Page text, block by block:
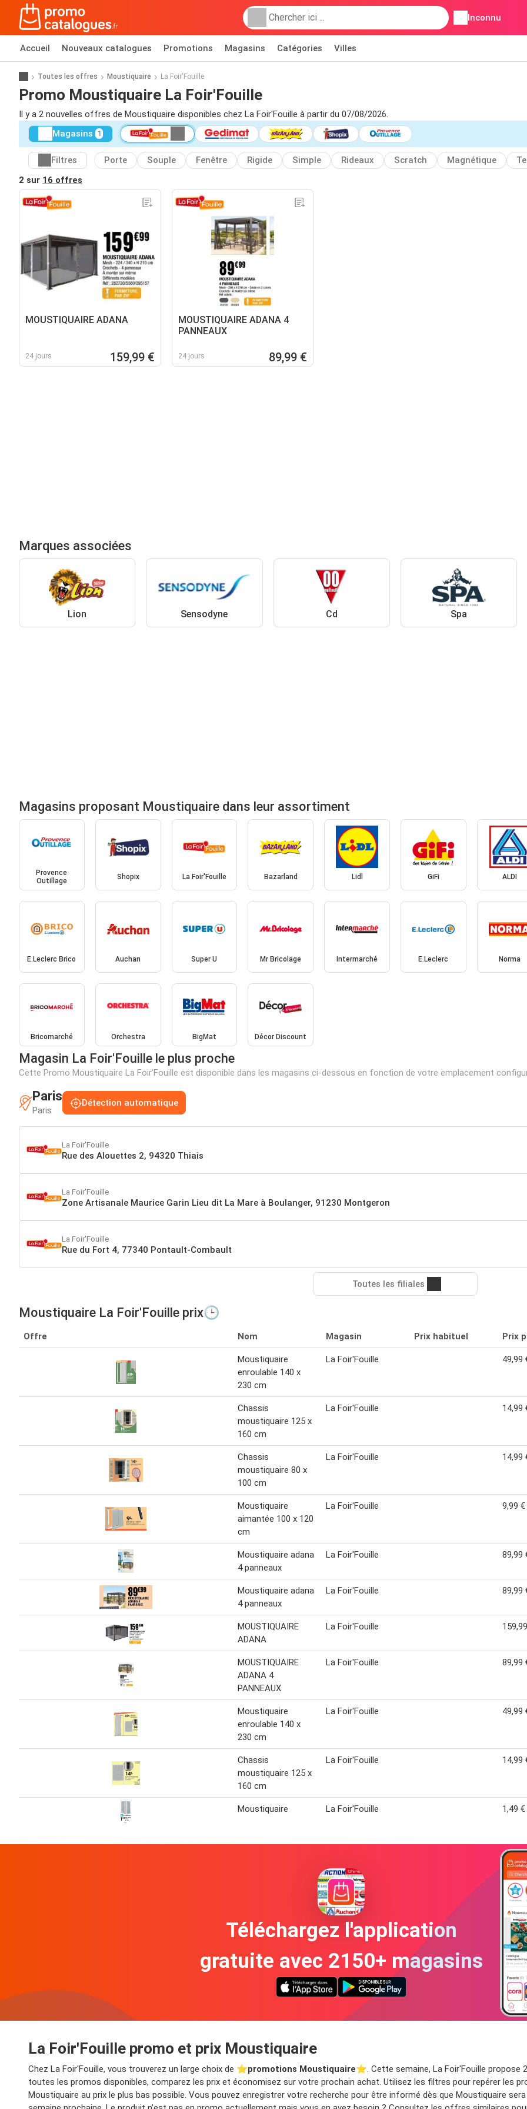
Inconnu
Accueil Nouveaux catalogues Promotions Magasins Catégories Villes
Toutes les offres Moustiquaire La Foir'Fouille
Promo Moustiquaire La Foir'Fouille
Il y a 2 nouvelles offres de Moustiquaire disponibles chez La Foir'Fouille à partir du 07/08/2026.
Magasins 1
Filtres Porte Souple Fenêtre Rigide Simple Rideaux Scratch Magnétique
2 sur 16 offres
MOUSTIQUAIRE ADANA
24 jours 159,99 €
MOUSTIQUAIRE ADANA 4
PANNEAUX
24 jours 89,99 €
Marques associées
Lion Sensodyne Cd Spa
Magasins proposant Moustiquaire dans leur assortiment
Provence
Outillage
Shopix La Foir'Fouille Bazarland Lidl GiFi ALDI
E.Leclerc Brico Auchan Super U Mr Bricolage Intermarché E.Leclerc Norma
Bricomarché Orchestra BigMat Décor Discount
Magasin La Foir'Fouille le plus proche
Cette Promo Moustiquaire La Foir'Fouille est disponible dans les magasins ci-dessous en fonction de votre emplacement
Paris
Paris
Détection automatique
La Foir'Fouille
Rue des Alouettes 2, 94320 Thiais
La Foir'Fouille
Zone Artisanale Maurice Garin Lieu dit La Mare à Boulanger, 91230 Montgeron
La Foir'Fouille
Rue du Fort 4, 77340 Pontault-Combault
Toutes les filiales
Moustiquaire La Foir'Fouille prix🕒
Offre Nom Magasin Prix habituel Prix
Moustiquaire
enroulable 140 x
230 cm
La Foir'Fouille 49,99
Chassis
moustiquaire 125 x
160 cm
La Foir'Fouille 14,99
Chassis
moustiquaire 80 x
100 cm
La Foir'Fouille 14,99
Moustiquaire
aimantée 100 x 120
cm
La Foir'Fouille 9,99 €
Moustiquaire adana
4 panneaux
La Foir'Fouille 89,99
Moustiquaire adana
4 panneaux
La Foir'Fouille 89,99
MOUSTIQUAIRE
ADANA
La Foir'Fouille
MOUSTIQUAIRE
ADANA 4
PANNEAUX
La Foir'Fouille 89,99
Moustiquaire
enroulable 140 x
230 cm
La Foir'Fouille 49,99
Chassis
moustiquaire 125 x
160 cm
La Foir'Fouille 14,99
Moustiquaire La Foir'Fouille 1,49 €
Téléchargez l'application
gratuite avec 2150+ magasins
La Foir'Fouille promo et prix Moustiquaire
Chez La Foir'Fouille, vous trouverez un large choix de ⭐️promotions Moustiquaire⭐️. Cette semaine, La Foir'Fouille
toutes les promos disponibles, comparez les prix et économisez sur votre prochain achat. Utilisez les filtres pour repérer les
Moustiquaire au prix le plus bas possible. Vous pouvez enregistrer votre recherche pour être informé dès que Moustiquaire